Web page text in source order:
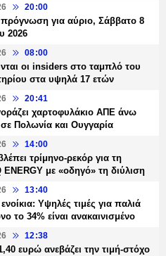
20:00
για αύριο, Σάββατο 8
2026
08:00
οι insiders στο ταμπλό του
στα υψηλά 17 ετών
20:41
χαρτοφυλάκιο ΑΠΕ άνω
Πολωνία και Ουγγαρία
14:00
τρίμηνο-ρεκόρ για τη
ENERGY με «οδηγό» τη διύλιση
13:40
Υψηλές τιμές για παλιά
το 34% είναι ανακαινισμένο
12:38
ευρώ ανεβάζει την τιμή-στόχο